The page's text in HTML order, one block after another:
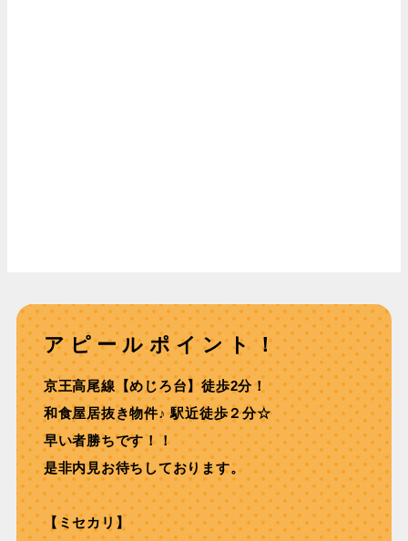
アピールポイント！
京王⾼尾線【めじろ台】徒歩2分！
和⾷屋居抜き物件♪ 駅近徒歩２分☆
早い者勝ちです！！
是非内見お待ちしております。
【ミセカリ】